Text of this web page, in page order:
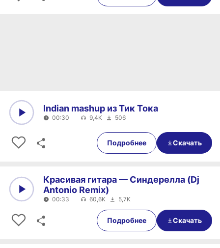
00:30
Indian mashup из Тик Тока
00:30 9,4K 506
Подробнее Скачать
00:33
Красивая гитара — Синдерелла (Dj
Antonio Remix)
00:33 60,6K 5,7K
Подробнее Скачать